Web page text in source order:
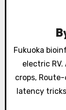
t
i
o
Fukuoka
electric RV.
crops,
latency